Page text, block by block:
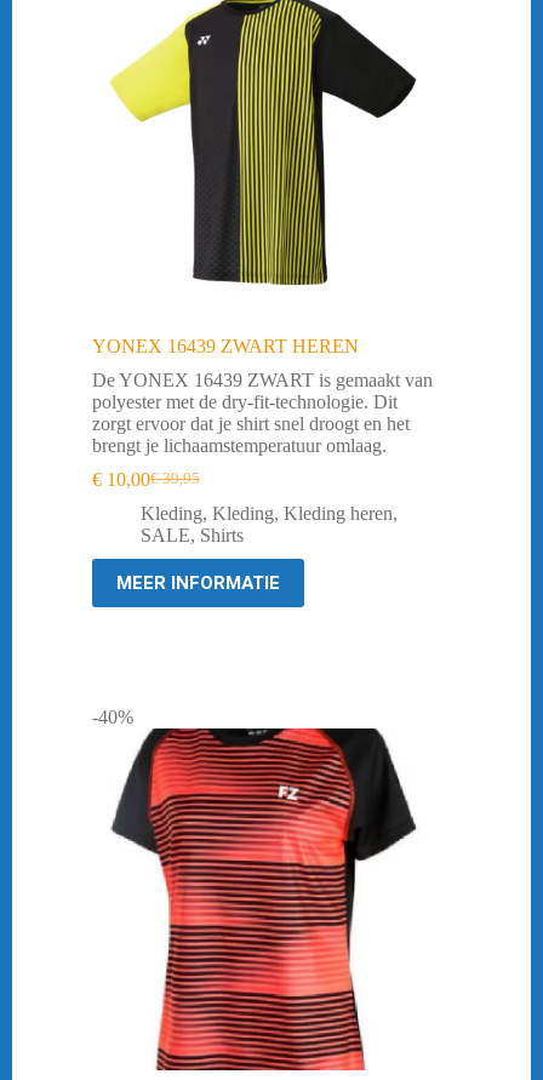
YONEX 16439 ZWART HEREN
De YONEX 16439 ZWART is gemaakt van
polyester met de dry-fit-technologie. Dit
zorgt ervoor dat je shirt snel droogt en het
brengt je lichaamstemperatuur omlaag.
€39,95
Oorspronkelijke
prijs
was:
€ 10,00Huidige
prijs
is:
Kleding, Kleding, Kleding heren,
SALE, Shirts
MEER INFORMATIE
-40%